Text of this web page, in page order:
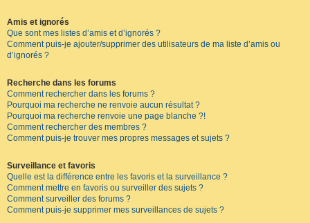
Amis et ignorés
Que sont mes listes d’amis et d’ignorés ?
Comment puis-je ajouter/supprimer des utilisateurs de ma liste d’amis ou
d’ignorés ?
Recherche dans les forums
Comment rechercher dans les forums ?
Pourquoi ma recherche ne renvoie aucun résultat ?
Pourquoi ma recherche renvoie une page blanche ?!
Comment rechercher des membres ?
Comment puis-je trouver mes propres messages et sujets ?
Surveillance et favoris
Quelle est la différence entre les favoris et la surveillance ?
Comment mettre en favoris ou surveiller des sujets ?
Comment surveiller des forums ?
Comment puis-je supprimer mes surveillances de sujets ?